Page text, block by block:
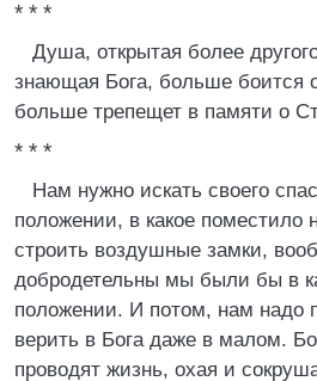
* * *
Душа, открытая более
знающая Бога, больше боится
больше трепещет в памяти о
* * *
Нам нужно искать своего
положении, в какое поместило
строить воздушные замки,
добродетельны мы были бы в
положении. И потом, нам надо
верить в Бога даже в малом.
проводят жизнь, охая и